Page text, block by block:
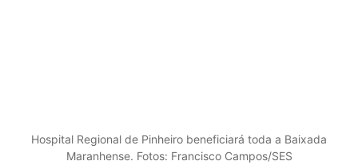
Hospital Regional de Pinheiro beneficiará toda a Baixada
Maranhense. Fotos: Francisco Campos/SES